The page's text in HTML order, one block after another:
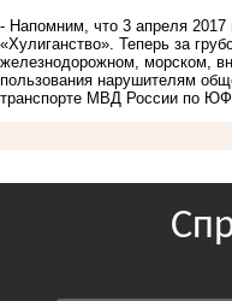
- Напомним, что 3 апреля
«Хулиганство». Теперь за
железнодорожном, морском,
пользования нарушителям
транспорте МВД России по